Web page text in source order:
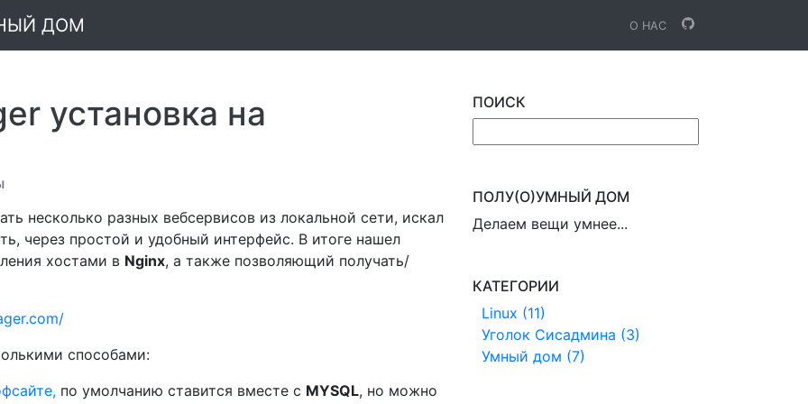
ДОМ О НАС
установка на
несколько разных вебсервисов из локальной сети, искал
через простой и удобный интерфейс. В итоге нашел
хостами в Nginx, а также позволяющий получать/
способами:
по умолчанию ставится вместе с MYSQL, но можно
ПОИСК
ПОЛУ(О)УМНЫЙ ДОМ
Делаем вещи умнее...
КАТЕГОРИИ
Linux (11)
Уголок Сисадмина (3)
Умный дом (7)